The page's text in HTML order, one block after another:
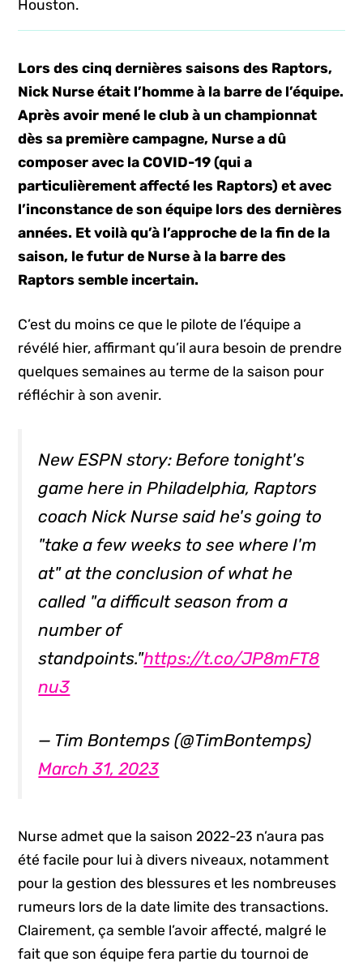
Houston.
Lors des cinq dernières saisons des Raptors,
Nick Nurse était l’homme à la barre de l’équipe.
Après avoir mené le club à un championnat
dès sa première campagne, Nurse a dû
composer avec la COVID-19 (qui a
particulièrement affecté les Raptors) et avec
l’inconstance de son équipe lors des dernières
années. Et voilà qu’à l’approche de la fin de la
saison, le futur de Nurse à la barre des
Raptors semble incertain.
C’est du moins ce que le pilote de l’équipe a
révélé hier, affirmant qu’il aura besoin de prendre
quelques semaines au terme de la saison pour
réfléchir à son avenir.
New ESPN story: Before tonight's
game here in Philadelphia, Raptors
coach Nick Nurse said he's going to
"take a few weeks to see where I'm
at" at the conclusion of what he
called "a difficult season from a
number of
standpoints."https://t.co/JP8mFT8
nu3
— Tim Bontemps (@TimBontemps)
March 31, 2023
Nurse admet que la saison 2022-23 n’aura pas
été facile pour lui à divers niveaux, notamment
pour la gestion des blessures et les nombreuses
rumeurs lors de la date limite des transactions.
Clairement, ça semble l’avoir affecté, malgré le
fait que son équipe fera partie du tournoi de